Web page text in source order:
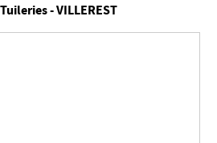
- VILLEREST